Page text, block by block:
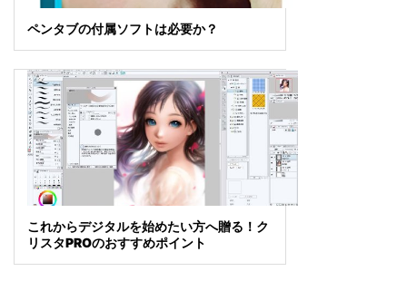
ペンタブの付属ソフトは必要か？
これからデジタルを始めたい方へ贈る！ク
リスタPROのおすすめポイント